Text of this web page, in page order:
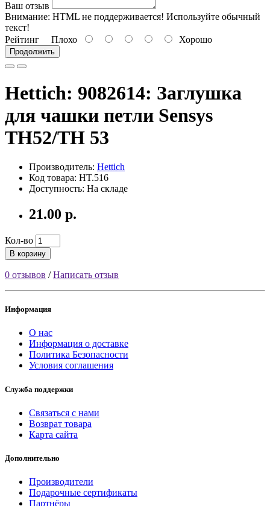
Ваш отзыв
Внимание: HTML не поддерживается! Используйте обычный
текст!
Рейтинг Плохо Хорошо
Продолжить
Hettich: 9082614: Заглушка
для чашки петли Sensys
TH52/TH 53
Производитель: Hettich
Код товара: HT.516
Доступность: На складе
21.00 р.
Кол-во
В корзину
0 отзывов /Написать отзыв
Информация
О нас
Информация о доставке
Политика Безопасности
Условия соглашения
Служба поддержки
Связаться с нами
Возврат товара
Карта сайта
Дополнительно
Производители
Подарочные сертификаты
Партнёры